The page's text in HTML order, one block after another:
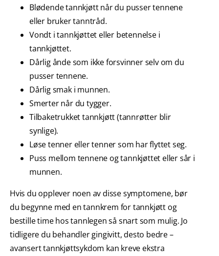
Blødende tannkjøtt når du pusser tennene
eller bruker tanntråd.
Vondt i tannkjøttet eller betennelse i
tannkjøttet.
Dårlig ånde som ikke forsvinner selv om du
pusser tennene.
Dårlig smak i munnen.
Smerter når du tygger.
Tilbaketrukket tannkjøtt (tannrøtter blir
synlige).
Løse tenner eller tenner som har flyttet seg.
Puss mellom tennene og tannkjøttet eller sår i
munnen.
Hvis du opplever noen av disse symptomene, bør
du begynne med en tannkrem for tannkjøtt og
bestille time hos tannlegen så snart som mulig. Jo
tidligere du behandler gingivitt, desto bedre –
avansert tannkjøttsykdom kan kreve ekstra